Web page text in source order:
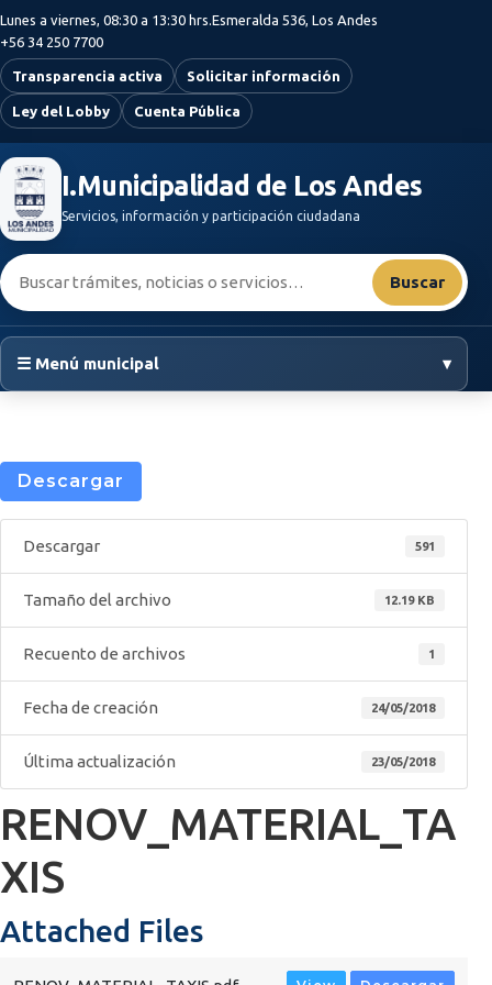
Saltar al contenido principal
Lunes a viernes, 08:30 a 13:30 hrs.Esmeralda 536, Los Andes
+56 34 250 7700
Transparencia activa Solicitar información
Ley del Lobby Cuenta Pública
I.Municipalidad de Los Andes
Servicios, información y participación ciudadana
Buscar:
Buscar
☰ Menú municipal ▾
Descargar
Descargar 591
Tamaño del archivo 12.19 KB
Recuento de archivos 1
Fecha de creación 24/05/2018
Última actualización 23/05/2018
RENOV_MATERIAL_TA
XIS
Attached Files